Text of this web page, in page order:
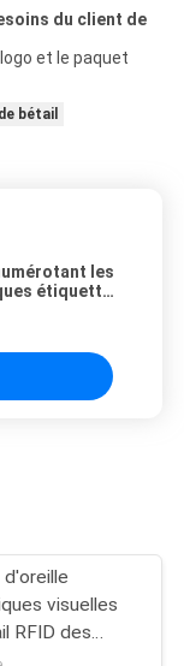
du client de
et le paquet
bétail
les
étiquette
visuelles
RFID des